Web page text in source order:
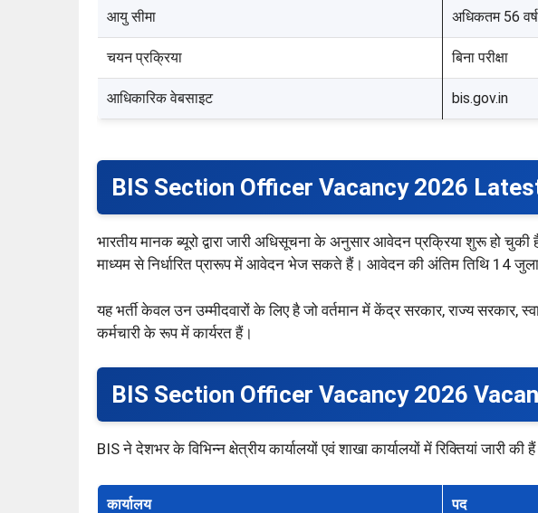
आयु सीमा अधिकतम 56 वर्ष
चयन प्रक्रिया बिना परीक्षा
आधिकारिक वेबसाइट bis.gov.in
BIS Section Officer Vacancy 2026
भारतीय मानक ब्यूरो द्वारा जारी अधिसूचना के अनुसार आवेदन प्रक्रिया शुरू हो
माध्यम से निर्धारित प्रारूप में आवेदन भेज सकते हैं। आवेदन की अंतिम तिथि 14
यह भर्ती केवल उन उम्मीदवारों के लिए है जो वर्तमान में केंद्र सरकार, राज्य सरकार,
कर्मचारी के रूप में कार्यरत हैं।
BIS Section Officer Vacancy 2026
BIS ने देशभर के विभिन्न क्षेत्रीय कार्यालयों एवं शाखा कार्यालयों में रिक्तियां जारी की
कार्यालय पद